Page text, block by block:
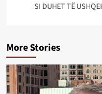
SI DUHET TË
More Stories